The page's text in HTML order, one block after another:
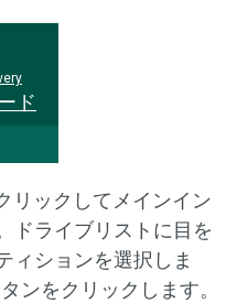
ド
リックしてメインイン
ドライブリストに目を
ィションを選択しま
タンをクリックします。